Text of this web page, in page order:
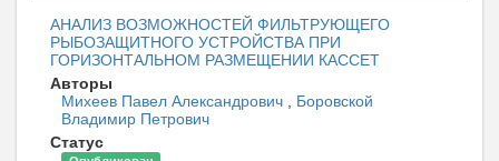
АНАЛИЗ ВОЗМОЖНОСТЕЙ ФИЛЬТРУЮЩЕГО
РЫБОЗАЩИТНОГО УСТРОЙСТВА ПРИ
ГОРИЗОНТАЛЬНОМ РАЗМЕЩЕНИИ КАССЕТ
Авторы
Михеев Павел Александрович
Боровской
Владимир Петрович
Статус